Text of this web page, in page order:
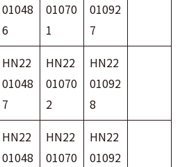
01048
6
01070
1
01092
7
HN22
01048
7
HN22
01070
2
HN22
01092
8
HN22
01048
HN22
01070
HN22
01092